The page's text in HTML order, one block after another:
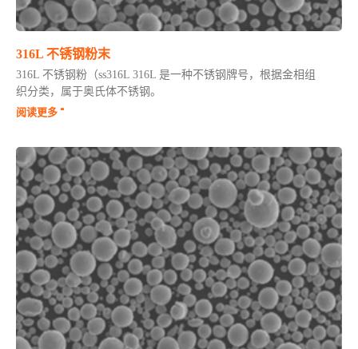
316L 不锈钢粉末
316L 不锈钢粉（ss316L 316L 是一种不锈钢牌号，根据金相组
织分类，属于奥氏体不锈钢。
阅读更多 "